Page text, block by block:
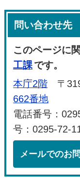
問い合わせ先
このページに
工課です。
本庁2階 〒
662番地
電話番号：
号：0295-72-
メールでのお